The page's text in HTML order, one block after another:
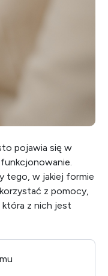
pojawia się w
tego, w jakiej formie
z pomocy,
która z nich jest